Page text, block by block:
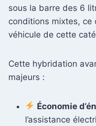
sous la barre des 6
conditions mixtes, ce
véhicule de cette
Cette hybridation
majeurs :
Économie
l’assistance